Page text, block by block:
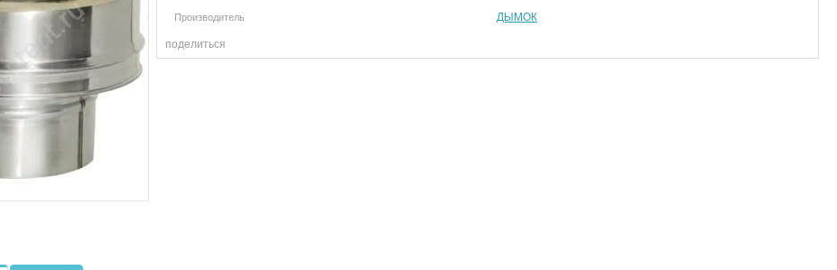
Производитель ДЫМОК
поделиться